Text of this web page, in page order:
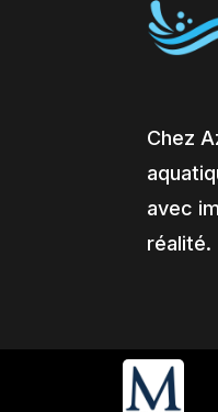
Chez
avec
réalité.